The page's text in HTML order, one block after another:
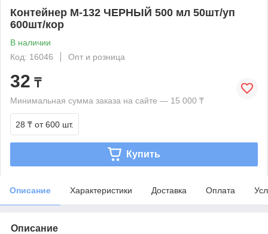
Контейнер М-132 ЧЕРНЫЙ 500 мл 50шт/уп
600шт/кор
В наличии
Код: 16046
Опт и розница
32 ₸
Минимальная сумма заказа на сайте — 15 000 ₸
28 ₸ от 600 шт.
Купить
Описание Характеристики Доставка Оплата
Описание